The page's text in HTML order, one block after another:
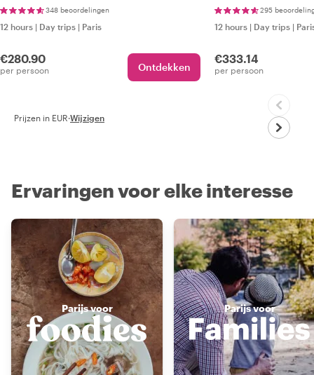
348 beoordelingen
12 hours | Day trips | Paris
€280.90
per persoon Ontdekken
295
12 hours | Day trips |
€333.14
per persoon
Prijzen in EUR·Wijzigen
Ervaringen voor elke interesse
Parijs voor Parijs voor